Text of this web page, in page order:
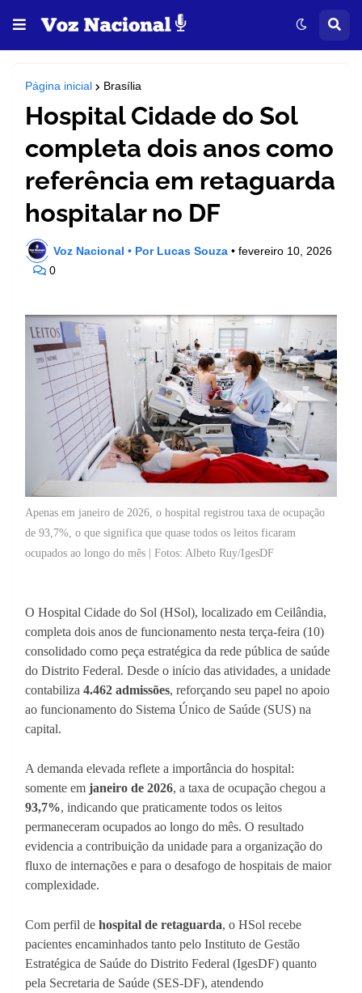
Página inicial Brasília
Hospital Cidade do Sol
completa dois anos como
referência em retaguarda
hospitalar no DF
Voz Nacional • Por Lucas Souza • fevereiro 10, 2026
0
Apenas em janeiro de 2026, o hospital registrou taxa de ocupação
de 93,7%, o que significa que quase todos os leitos ficaram
ocupados ao longo do mês | Fotos: Albeto Ruy/IgesDF
O Hospital Cidade do Sol (HSol), localizado em Ceilândia,
completa dois anos de funcionamento nesta terça-feira (10)
consolidado como peça estratégica da rede pública de saúde
do Distrito Federal. Desde o início das atividades, a unidade
contabiliza 4.462 admissões, reforçando seu papel no apoio
ao funcionamento do Sistema Único de Saúde (SUS) na
capital.
A demanda elevada reflete a importância do hospital:
somente em janeiro de 2026, a taxa de ocupação chegou a
93,7%, indicando que praticamente todos os leitos
permaneceram ocupados ao longo do mês. O resultado
evidencia a contribuição da unidade para a organização do
fluxo de internações e para o desafogo de hospitais de maior
complexidade.
Com perfil de hospital de retaguarda, o HSol recebe
pacientes encaminhados tanto pelo Instituto de Gestão
Estratégica de Saúde do Distrito Federal (IgesDF) quanto
pela Secretaria de Saúde (SES-DF), atendendo